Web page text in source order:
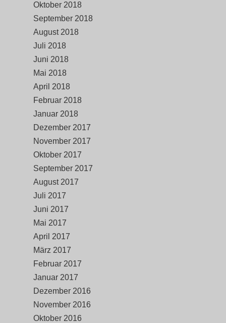
Oktober 2018
September 2018
August 2018
Juli 2018
Juni 2018
Mai 2018
April 2018
Februar 2018
Januar 2018
Dezember 2017
November 2017
Oktober 2017
September 2017
August 2017
Juli 2017
Juni 2017
Mai 2017
April 2017
März 2017
Februar 2017
Januar 2017
Dezember 2016
November 2016
Oktober 2016